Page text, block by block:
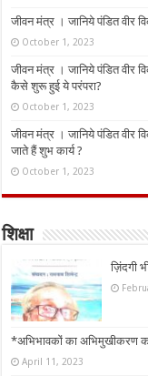
जीवन मंत्र । जानिये पंडित वीर
October 1, 2023
जीवन मंत्र । जानिये पंडित वीर
कैसे शुरू हुई ये परंपरा?
October 1, 2023
जीवन मंत्र । जानिये पंडित वीर
जाते हैं शुभ कार्य ?
October 1, 2023
शिक्षा
ज़िंदगी
*अभिभावकों का अभिमुखीकरण
April 11, 2023